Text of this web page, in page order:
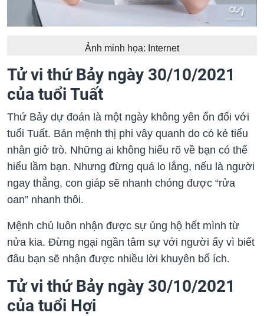
Ảnh minh họa: Internet
Tử vi thứ Bảy ngày 30/10/2021
của tuổi Tuất
Thứ Bảy dự đoán là một ngày không yên ổn đối với
tuổi Tuất. Bản mệnh thị phi vây quanh do có kẻ tiểu
nhân giở trò. Những ai không hiểu rõ về bạn có thể
hiểu lầm bạn. Nhưng đừng quá lo lắng, nếu là người
ngay thẳng, con giáp sẽ nhanh chóng được “rửa
oan” nhanh thôi.
Mệnh chủ luôn nhận được sự ủng hộ hết mình từ
nửa kia. Đừng ngại ngần tâm sự với người ấy vì biết
đâu bạn sẽ nhận được nhiều lời khuyên bổ ích.
Tử vi thứ Bảy ngày 30/10/2021
của tuổi Hợi